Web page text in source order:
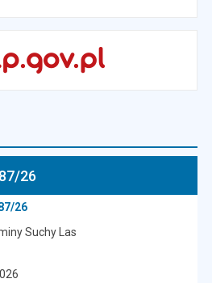
26
26
Suchy Las